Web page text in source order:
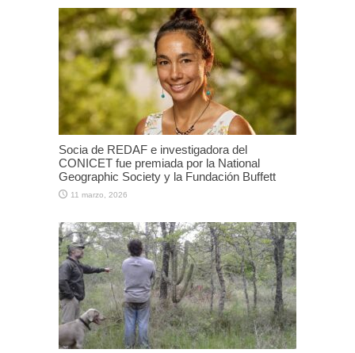
Socia de REDAF e investigadora del
CONICET fue premiada por la National
Geographic Society y la Fundación Buffett
11 marzo, 2026